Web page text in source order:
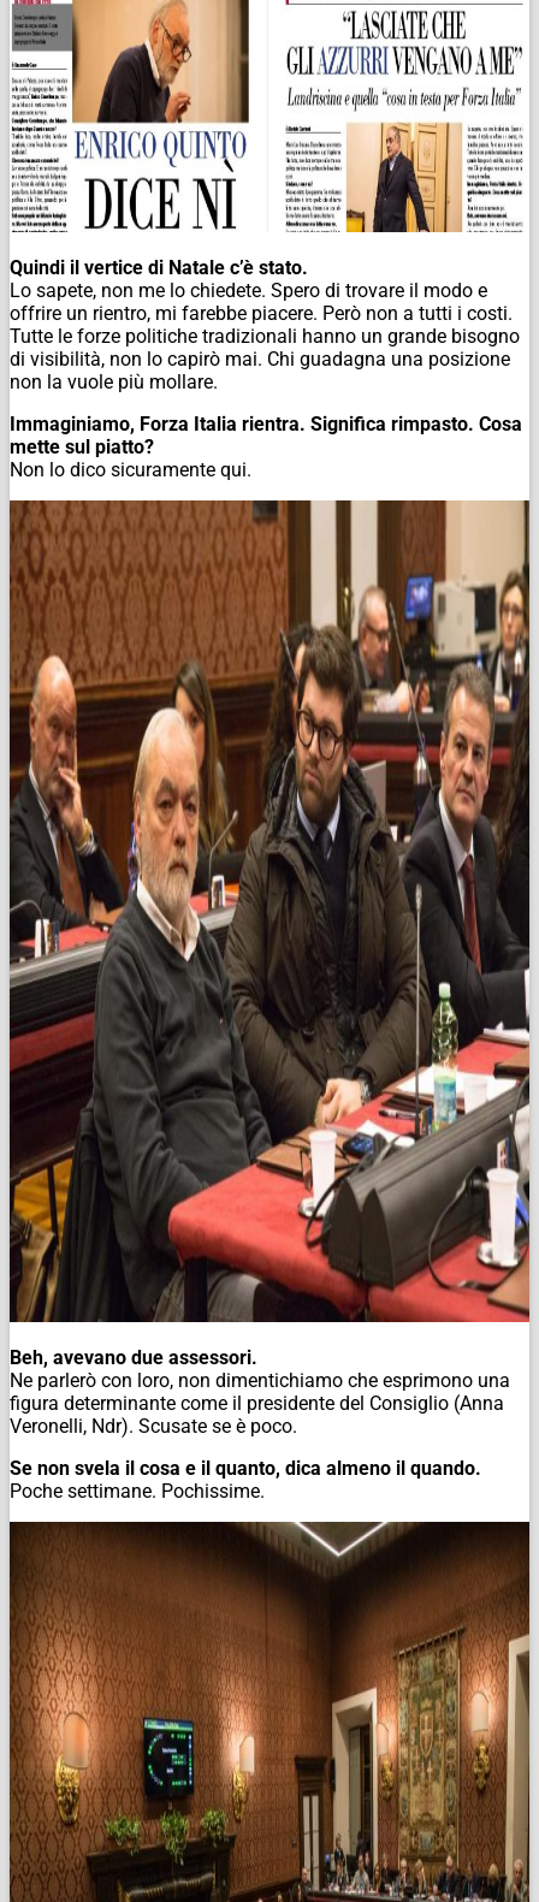
Quindi il vertice di Natale c’è stato.
Lo sapete, non me lo chiedete. Spero di trovare il modo e
offrire un rientro, mi farebbe piacere. Però non a tutti i costi.
Tutte le forze politiche tradizionali hanno un grande bisogno
di visibilità, non lo capirò mai. Chi guadagna una posizione
non la vuole più mollare.
Immaginiamo, Forza Italia rientra. Significa rimpasto. Cosa
mette sul piatto?
Non lo dico sicuramente qui.
Beh, avevano due assessori.
Ne parlerò con loro, non dimentichiamo che esprimono una
figura determinante come il presidente del Consiglio (Anna
Veronelli, Ndr). Scusate se è poco.
Se non svela il cosa e il quanto, dica almeno il quando.
Poche settimane. Pochissime.